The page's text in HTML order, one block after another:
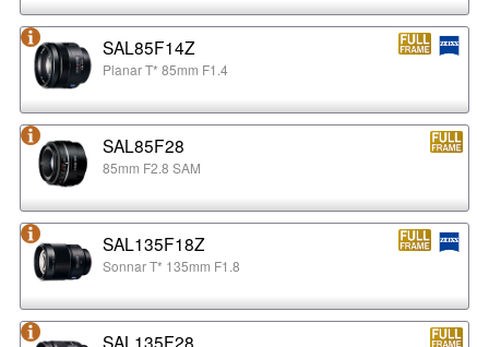
SAL85F14Z
Planar T* 85mm F1.4
SAL85F28
85mm F2.8 SAM
SAL135F18Z
Sonnar T* 135mm F1.8
SAL135F28